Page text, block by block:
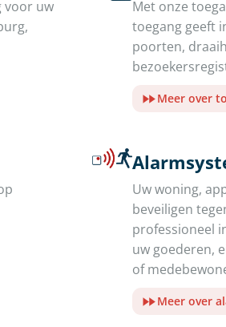
voor uw
Met onze
toegang geeft
poorten,
Meer over
Uw woning,
beveiligen
professioneel
uw goederen,
of
Meer over